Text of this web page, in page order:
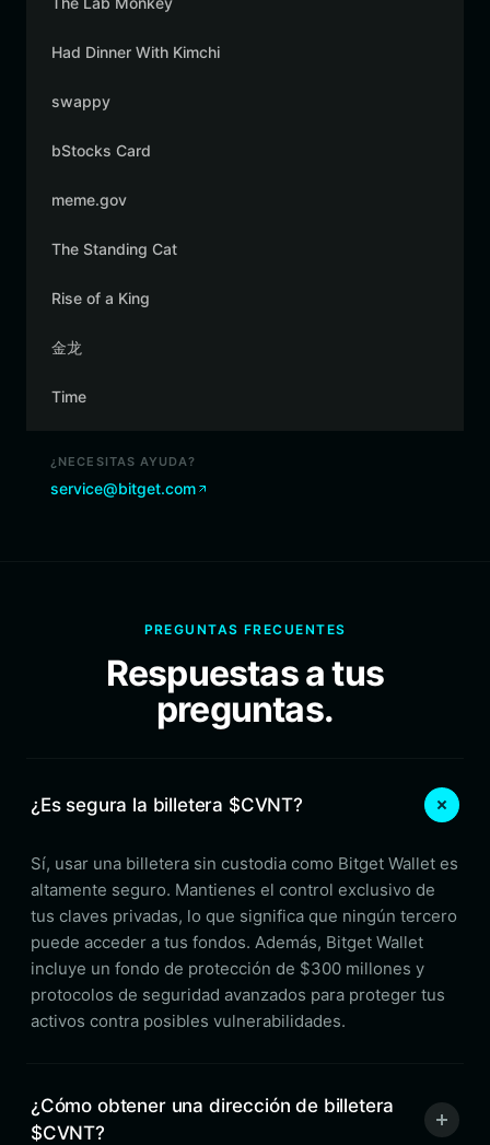
Had Dinner With Kimchi
swappy
bStocks Card
meme.gov
The Standing Cat
Rise of a King
金龙
Time
¿NECESITAS AYUDA?
service@bitget.com
PREGUNTAS FRECUENTES
Respuestas a tus
preguntas.
¿Es segura la billetera $CVNT?
Sí, usar una billetera sin custodia como Bitget Wallet es
altamente seguro. Mantienes el control exclusivo de
tus claves privadas, lo que significa que ningún tercero
puede acceder a tus fondos. Además, Bitget Wallet
incluye un fondo de protección de $300 millones y
protocolos de seguridad avanzados para proteger tus
activos contra posibles vulnerabilidades.
¿Cómo obtener una dirección de billetera
$CVNT?